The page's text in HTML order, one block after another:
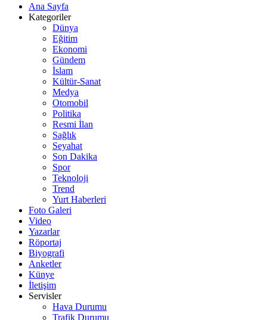
Ana Sayfa
Kategoriler
Dünya
Eğitim
Ekonomi
Gündem
İslam
Kültür-Sanat
Medya
Otomobil
Politika
Resmi İlan
Sağlık
Seyahat
Son Dakika
Spor
Teknoloji
Trend
Yurt Haberleri
Foto Galeri
Video
Yazarlar
Röportaj
Biyografi
Anketler
Künye
İletişim
Servisler
Hava Durumu
Trafik Durumu